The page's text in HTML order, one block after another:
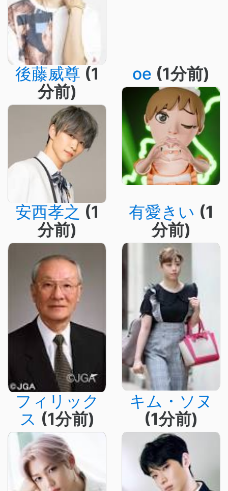
後藤威尊 (1
分前)
oe (1分前)
安西孝之 (1
分前)
有愛きい (1
分前)
フィリック
ス (1分前)
キム・ソヌ
(1分前)